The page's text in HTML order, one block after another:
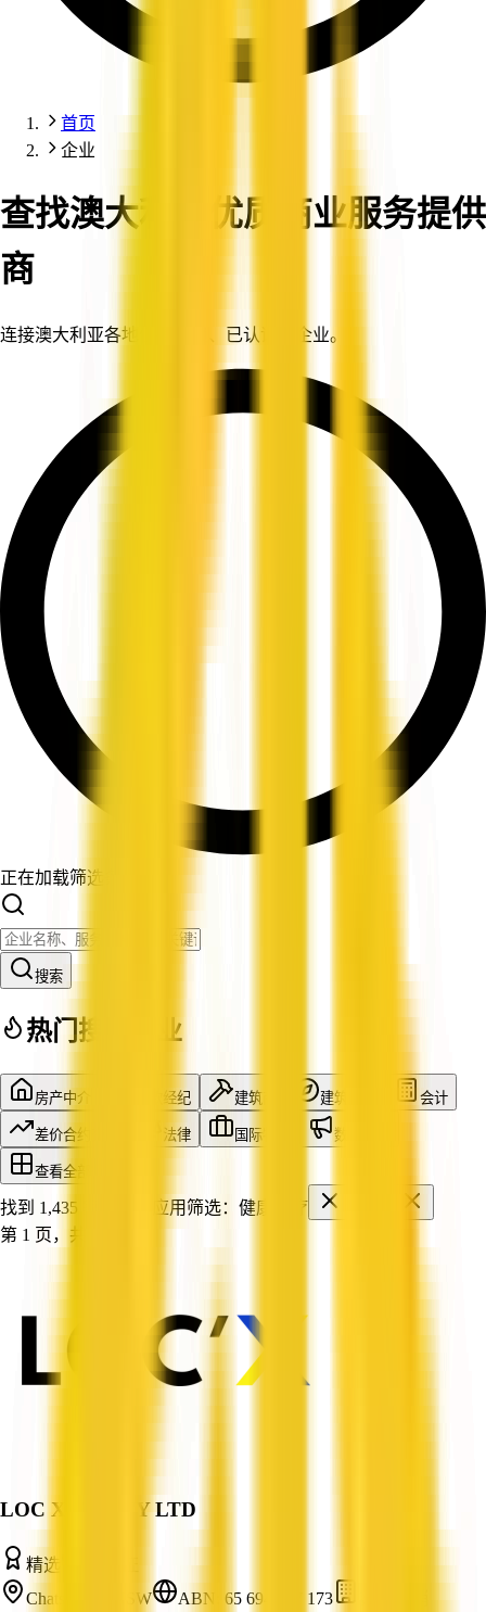
首页
企业
查找澳大利亚优质商业服务提供
商
连接澳大利亚各地值得信赖、已认证的企业。
正在加载筛选条件
搜索
热门搜索行业
房产中介 贷款经纪 建筑商 建筑设计 会计
差价合约交易 法律 国际物流 数字营销
查看全部行业
找到 1,435 家企业 已应用筛选： 健康医疗
第 1 页，共 120 页
LOC X CO PTY LTD
精选
Chatswood, NSW
ABN: 65 694 287 173